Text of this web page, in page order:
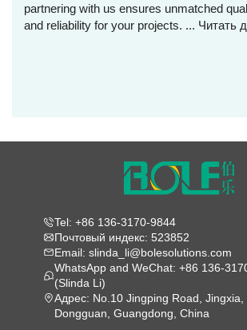
partnering with us ensures unmatched
and reliability for your projects. ... Читать
Tel: +86 136-3170-9844
Почтовый индекс: 523852
Email: slinda_li@bolesolutions.com
WhatsApp and WeChat: +86 136-
(Slinda Li)
Адрес: No.10 Jingping Road, Jingxia,
Dongguan, Guangdong, China